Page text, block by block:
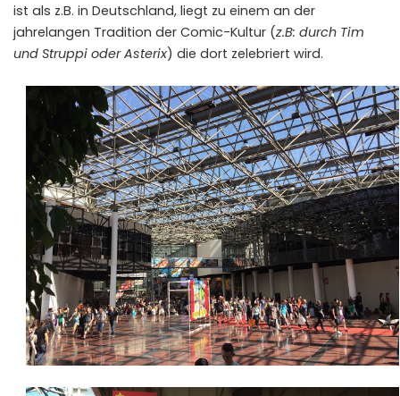
ist als z.B. in Deutschland, liegt zu einem an der
jahrelangen Tradition der Comic-Kultur (z.B: durch Tim
und Struppi oder Asterix) die dort zelebriert wird.